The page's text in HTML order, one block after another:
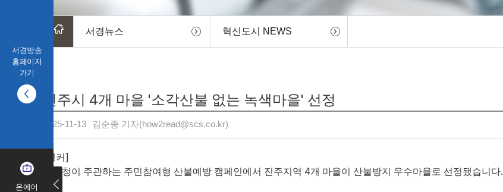
서경방송
홈페이지
가기
온에어
서경뉴스 혁신도시 NEWS
진주시 4개 마을 '소각산불 없는 녹색마을' 선정
2025-11-13 김순종 기자(how2read@scs.co.kr)
[앵커]
산림청이 주관하는 주민참여형 산불예방 캠페인에서 진주지역 4개 마을이 산불방지 우수마을로 선정됐습니다.